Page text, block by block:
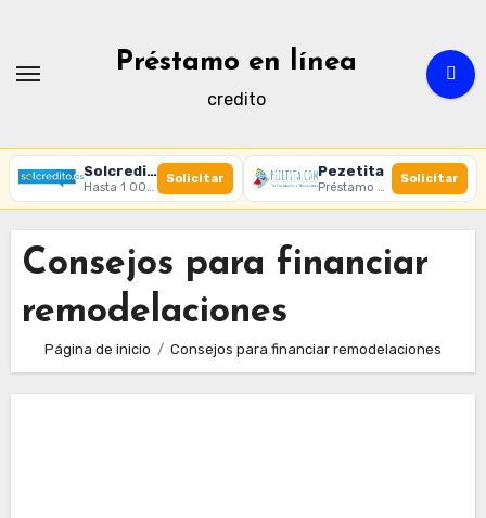
contenido
Préstamo en línea
credito
Solcredito
Hasta 1 000 € · 30 días · 100% online
Solicitar Pezetita
Préstamo online · Aprobación rápida
Solicitar
Consejos para financiar
remodelaciones
Página de inicio Consejos para financiar remodelaciones